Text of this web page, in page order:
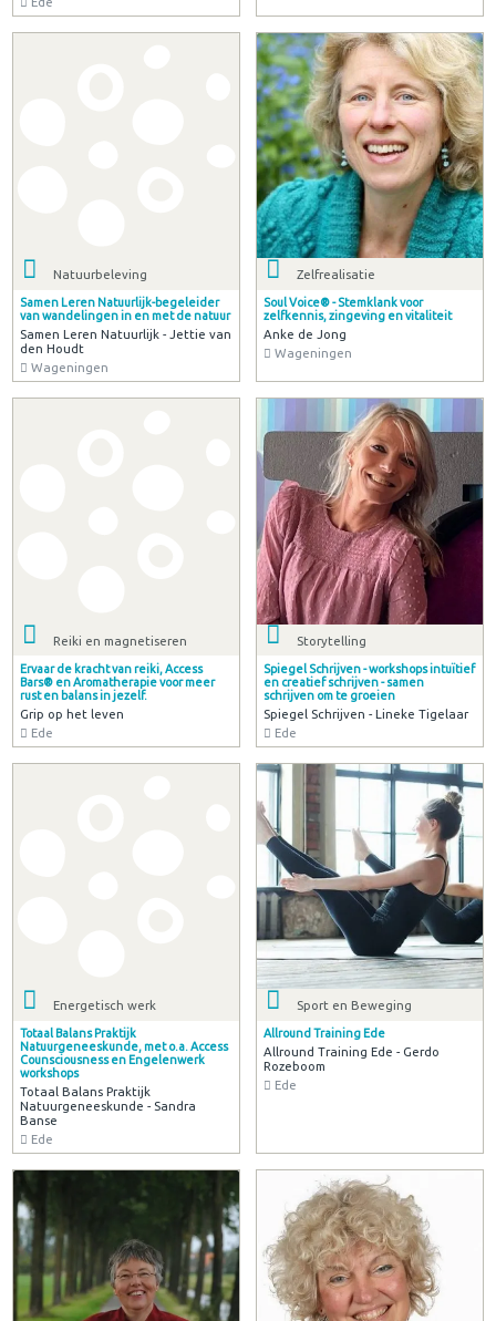
Natuurbeleving
Samen Leren Natuurlijk-begeleider
van wandelingen in en met de natuur
Samen Leren Natuurlijk - Jettie van
den Houdt
Wageningen
Zelfrealisatie
Soul Voice® - Stemklank voor
zelfkennis, zingeving en vitaliteit
Anke de Jong
Wageningen
Reiki en magnetiseren
Ervaar de kracht van reiki, Access
Bars® en Aromatherapie voor meer
rust en balans in jezelf.
Grip op het leven
Ede
Storytelling
Spiegel Schrijven - workshops intuïtief
en creatief schrijven - samen
schrijven om te groeien
Spiegel Schrijven - Lineke Tigelaar
Ede
Energetisch werk
Totaal Balans Praktijk
Natuurgeneeskunde, met o.a. Access
Counsciousness en Engelenwerk
workshops
Totaal Balans Praktijk
Natuurgeneeskunde - Sandra
Banse
Ede
Sport en Beweging
Allround Training Ede
Allround Training Ede - Gerdo
Rozeboom
Ede